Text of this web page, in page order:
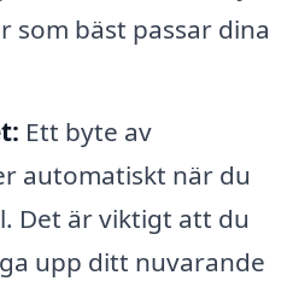
som bäst passar dina
Ett byte av
automatiskt när du
Det är viktigt att du
upp ditt nuvarande